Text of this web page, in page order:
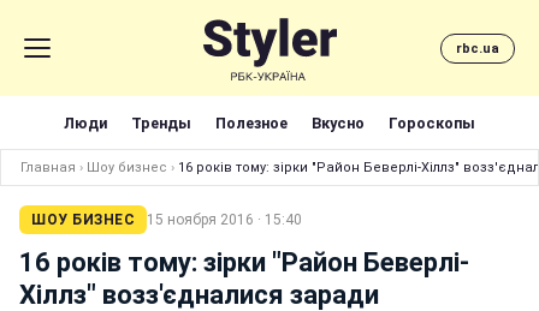
rbc.ua
Люди Тренды Полезное Вкусно Гороскопы
Главная › Шоу бизнес › 16 років тому: зірки "Район Беверлі-Хіллз"
ШОУ БИЗНЕС 15 ноября 2016 · 15:40
16 років тому: зірки "Район Беверлі-
Хіллз" возз'єдналися заради